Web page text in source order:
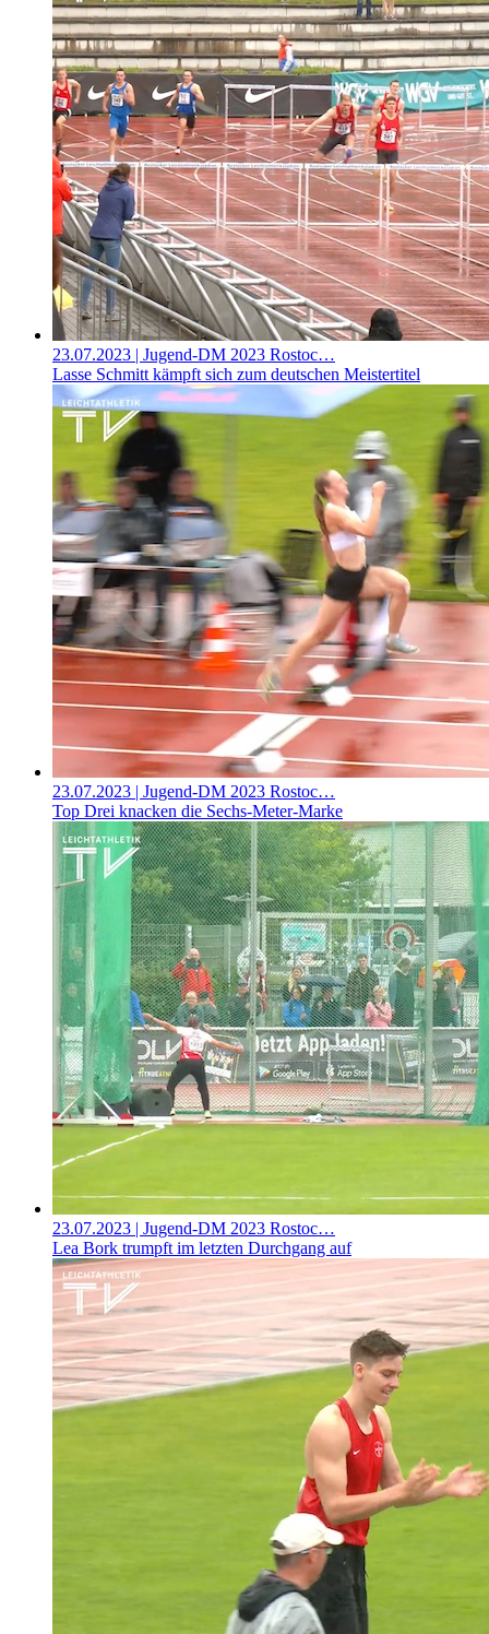
23.07.2023 | Jugend-DM 2023 Rostoc…
Lasse Schmitt kämpft sich zum deutschen Meistertitel
23.07.2023 | Jugend-DM 2023 Rostoc…
Top Drei knacken die Sechs-Meter-Marke
23.07.2023 | Jugend-DM 2023 Rostoc…
Lea Bork trumpft im letzten Durchgang auf